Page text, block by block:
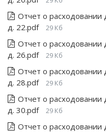
Отчет о расходовании
д. 22.pdf
29 Кб
Отчет о расходовании
д. 26.pdf
29 Кб
Отчет о расходовании
д. 28.pdf
29 Кб
Отчет о расходовании
д. 30.pdf
29 Кб
Отчет о расходовании